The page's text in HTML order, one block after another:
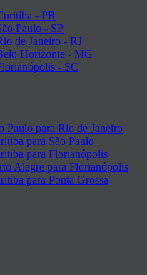
- PR
Paulo - SP
de Janeiro - RJ
Horizonte - MG
- SC
Paulo para Rio de Janeiro
para São Paulo
para Florianópolis
Alegre para Florianópolis
para Ponta Grossa